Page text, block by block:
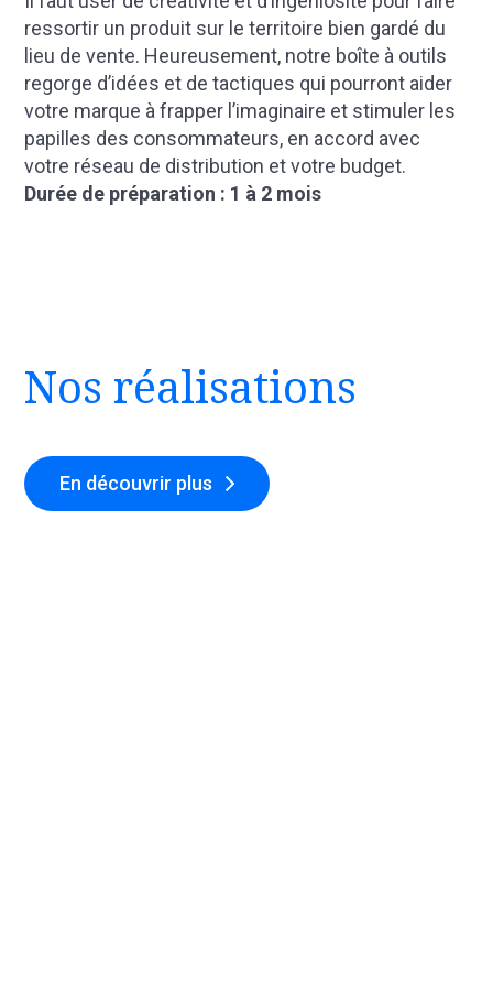
ressortir un produit sur le territoire bien gardé du
lieu de vente. Heureusement, notre boîte à outils
regorge d’idées et de tactiques qui pourront aider
votre marque à frapper l’imaginaire et stimuler les
papilles des consommateurs, en accord avec
votre réseau de distribution et votre budget.
Durée de préparation : 1 à 2 mois
Nos réalisations
En découvrir plus